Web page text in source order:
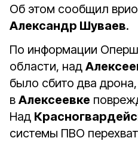
Об этом сообщил врио
Александр Шуваев.
По информации
области, над
было сбито два дрона,
в Алексеевке
Над
системы ПВО